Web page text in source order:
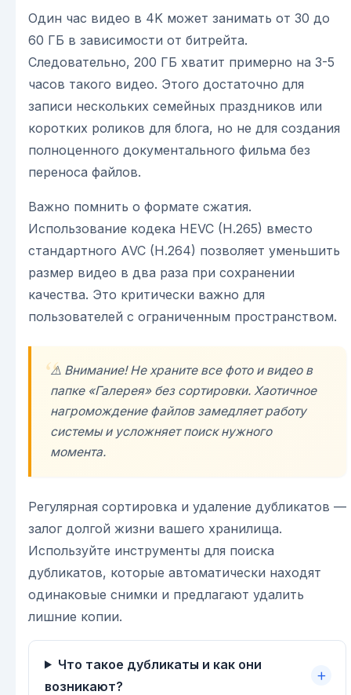
Один час видео в 4K может занимать от 30 до
60 ГБ в зависимости от битрейта.
Следовательно, 200 ГБ хватит примерно на 3-5
часов такого видео. Этого достаточно для
записи нескольких семейных праздников или
коротких роликов для блога, но не для создания
полноценного документального фильма без
переноса файлов.
Важно помнить о формате сжатия.
Использование кодека HEVC (H.265) вместо
стандартного AVC (H.264) позволяет уменьшить
размер видео в два раза при сохранении
качества. Это критически важно для
пользователей с ограниченным пространством.
⚠️ Внимание! Не храните все фото и видео в
папке «Галерея» без сортировки. Хаотичное
нагромождение файлов замедляет работу
системы и усложняет поиск нужного
момента.
Регулярная сортировка и удаление дубликатов —
залог долгой жизни вашего хранилища.
Используйте инструменты для поиска
дубликатов, которые автоматически находят
одинаковые снимки и предлагают удалить
лишние копии.
Что такое дубликаты и как они
возникают?